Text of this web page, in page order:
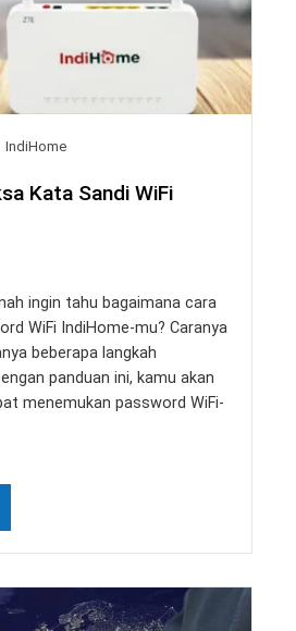
IndiHome
Kata Sandi WiFi
ingin tahu bagaimana cara
WiFi IndiHome-mu? Caranya
beberapa langkah
panduan ini, kamu akan
menemukan password WiFi-